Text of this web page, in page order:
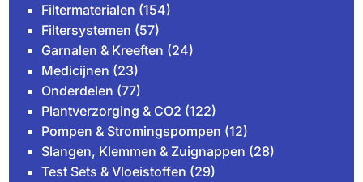
Filtermaterialen (154)
Filtersystemen (57)
Garnalen & Kreeften (24)
Medicijnen (23)
Onderdelen (77)
Plantverzorging & CO2 (122)
Pompen & Stromingspompen (12)
Slangen, Klemmen & Zuignappen (28)
Test Sets & Vloeistoffen (29)